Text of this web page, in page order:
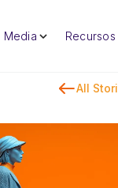
Media Recursos
All